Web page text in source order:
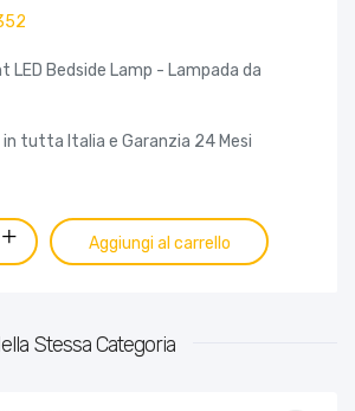
LED Bedside Lamp - Lampada da
in tutta Italia e Garanzia 24 Mesi
Aggiungi al carrello
Stessa Categoria